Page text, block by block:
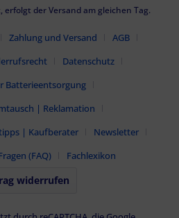
erfolgt der Versand am gleichen Tag.
Zahlung und Versand
AGB
Datenschutz
Batterieentsorgung
| Reklamation
| Kaufberater
Newsletter
(FAQ)
Fachlexikon
widerrufen